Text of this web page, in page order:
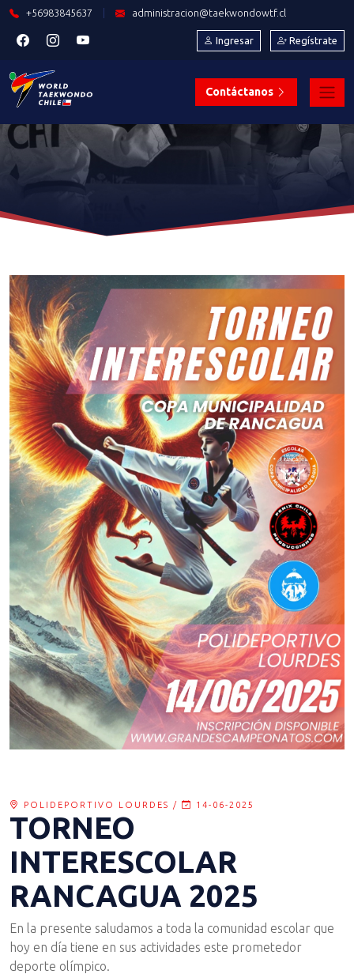
+56983845637 administracion@taekwondowtf.cl
Ingresar Regístrate
Contáctanos
POLIDEPORTIVO LOURDES / 14-06-2025
TORNEO
INTERESCOLAR
RANCAGUA 2025
En la presente saludamos a toda la comunidad escolar que
hoy en día tiene en sus actividades este prometedor
deporte olímpico.